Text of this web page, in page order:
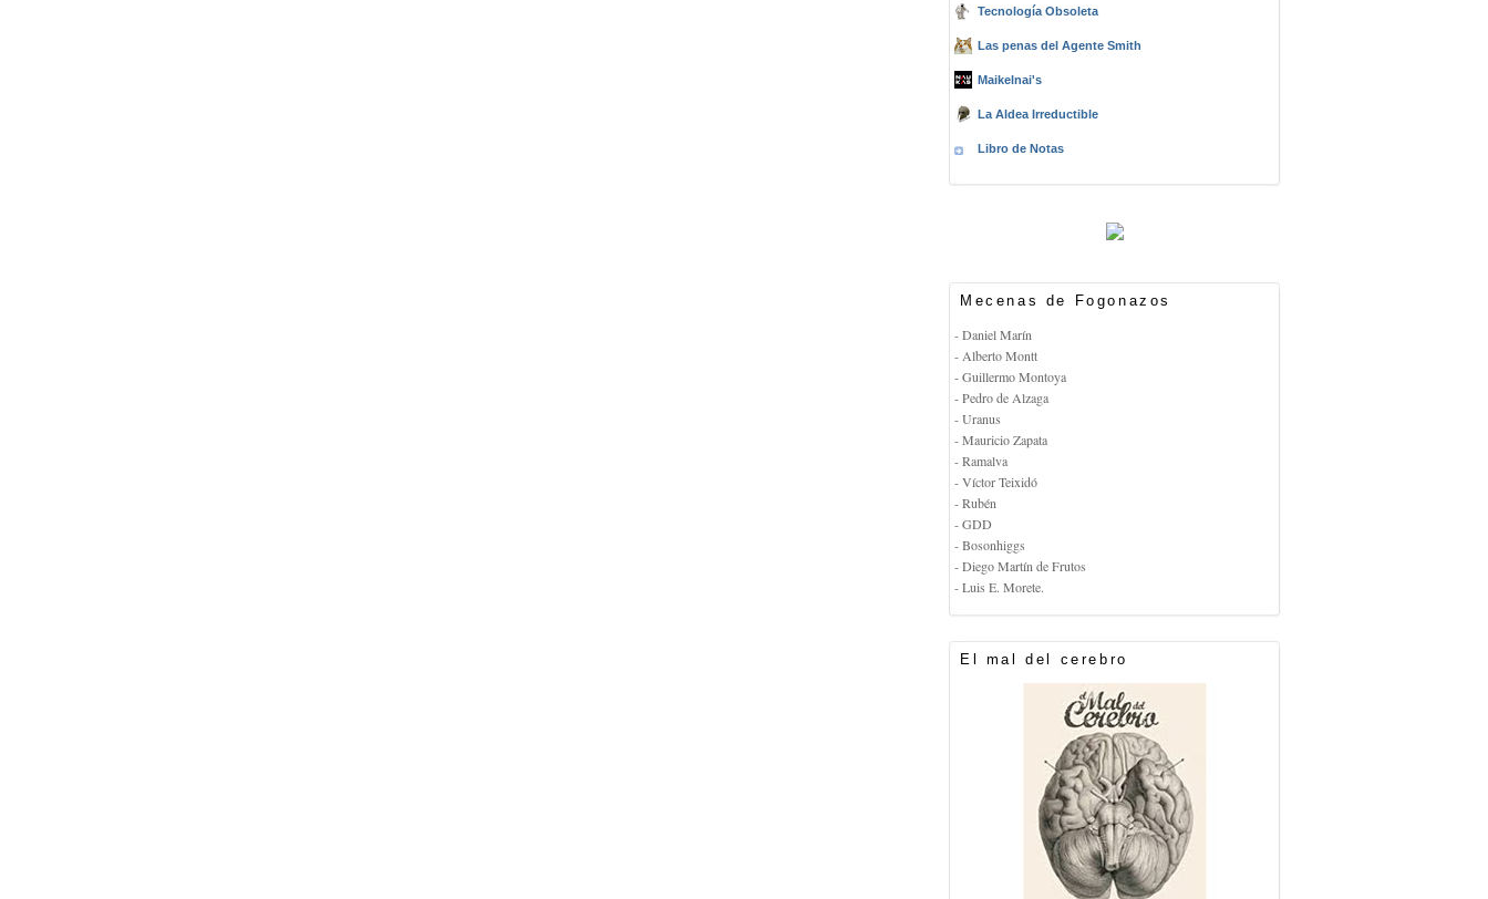
Tecnología Obsoleta
Las penas del Agente Smith
Maikelnai's
La Aldea Irreductible
Libro de Notas
Mecenas de Fogonazos
- Daniel Marín
- Alberto Montt
- Guillermo Montoya
- Pedro de Alzaga
- Uranus
- Mauricio Zapata
- Ramalva
- Víctor Teixidó
- Rubén
- GDD
- Bosonhiggs
- Diego Martín de Frutos
- Luis E. Morete.
El mal del cerebro